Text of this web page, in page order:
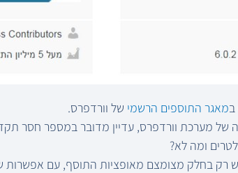
מאגר התוספים הרשמי של וורדפרס.
של מערכת וורדפרס, עדיין מדובר במספר חסר
רק בחלק מצומצם מאופציות התוסף, עם אפשרות